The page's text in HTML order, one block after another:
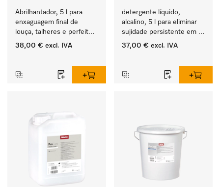
Abrilhantador, 5 l para
enxaguagem final de
louça, talheres e perfeito
para copos.
38,00 € excl. IVA
detergente líquido,
alcalino, 5 l para eliminar
sujidade persistente em
louça, talheres e copos.
37,00 € excl. IVA